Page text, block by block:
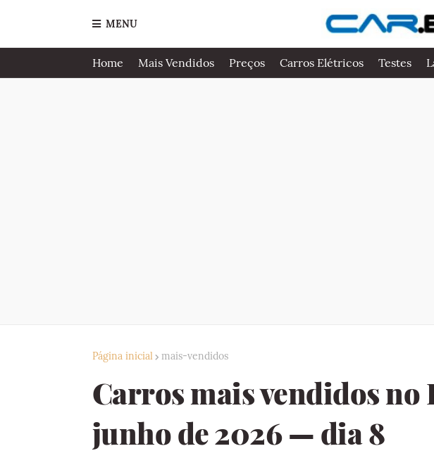
MENU
Home Mais Vendidos Preços Carros Elétricos Testes
Página inicial mais-vendidos
Carros mais vendidos no
junho de 2026 — dia 8